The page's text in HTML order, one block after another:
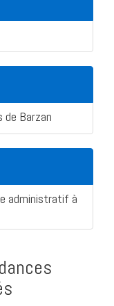
Barzan
administratif à